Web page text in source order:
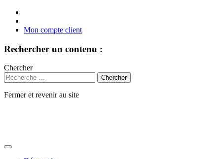
Mon compte client
Rechercher un contenu :
Chercher
Fermer et revenir au site